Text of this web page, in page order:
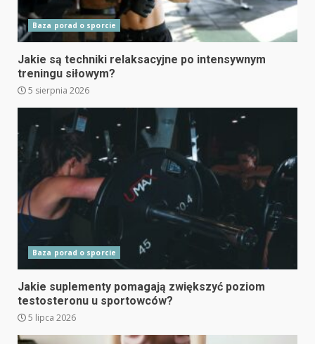
Baza porad o sporcie
Jakie są techniki relaksacyjne po intensywnym
treningu siłowym?
5 sierpnia 2026
Baza porad o sporcie
Jakie suplementy pomagają zwiększyć poziom
testosteronu u sportowców?
5 lipca 2026